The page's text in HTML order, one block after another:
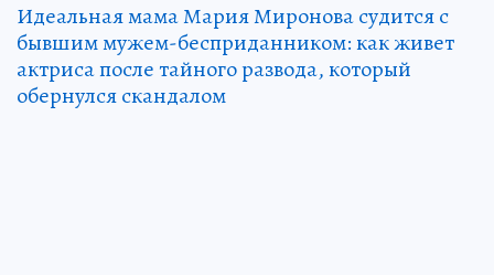
Идеальная мама Мария Миронова судится с
бывшим мужем-бесприданником: как живет
актриса после тайного развода, который
обернулся скандалом